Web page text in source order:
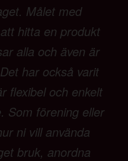
Målet med
hitta en produkt
alla och även är
har också varit
flexibel och enkelt
Som förening eller
ni vill använda
bruk, anordna